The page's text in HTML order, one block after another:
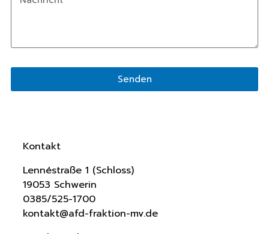
Senden
Kontakt
Lennéstraße 1 (Schloss)
19053 Schwerin
0385/525-1700
kontakt@afd-fraktion-mv.de